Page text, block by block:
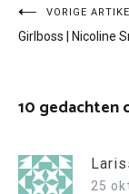
Bericht
navigatie
VORIGE
Girlboss | Nicoline
10 gedachten
25